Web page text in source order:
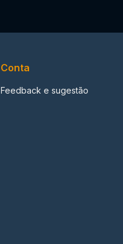
Conta
Feedback e sugestão